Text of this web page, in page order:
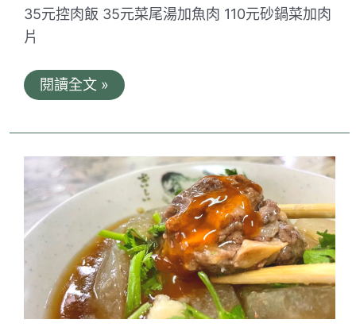
35元控肉飯 35元菜尾湯加魚肉 110元砂鍋菜加肉
片
老
嘴
頭-
菜
湯。
台
南
傳
的
好
閱讀全文 »